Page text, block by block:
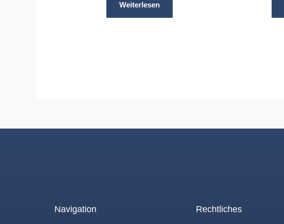
Weiterlesen
Navigation Rechtliches